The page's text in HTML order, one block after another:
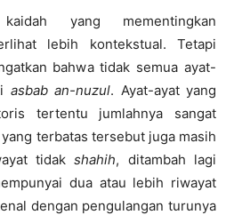
yang mementingkan
lebih kontekstual. Tetapi
bahwa tidak semua ayat-
asbab an-nuzul. Ayat-ayat yang
tertentu jumlahnya sangat
terbatas tersebut juga masih
tidakshahih, ditambah lagi
dua atau lebih riwayat
dengan pengulangan turunya